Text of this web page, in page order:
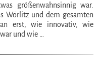
größenwahnsinnig war.
Wörlitz und dem gesamten
erst, wie innovativ, wie
und wie …